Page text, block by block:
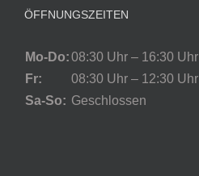
ÖFFNUNGSZEITEN
Mo-Do:08:30 Uhr – 16:30 Uhr
Fr:
08:30 Uhr – 12:30 Uhr
Sa-So: Geschlossen